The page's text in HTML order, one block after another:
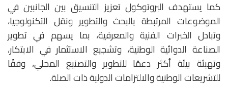
كما يستهدف البروتوكول تعزيز التنسيق بين الجانبين في
الموضوعات المرتبطة بالبحث والتطوير ونقل التكنولوجيا،
وتبادل الخبرات الفنية والمعرفية، بما يسهم في تطوير
الصناعة الدوائية الوطنية، وتشجيع الاستثمار في الابتكار،
وتهيئة بيئة أكثر دعمًا للتطوير والتصنيع المحلي، وفقًا
للتشريعات الوطنية والالتزامات الدولية ذات الصلة.